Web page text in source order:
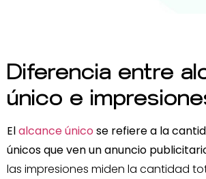
Diferencia entre
único e
Elalcance único se refiere a la
únicos que ven un anuncio
las impresiones miden la cantidad